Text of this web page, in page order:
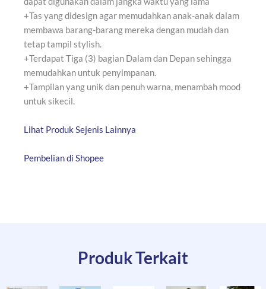
+Tas yang didesign agar memudahkan anak-anak dalam
membawa barang-barang mereka dengan mudah dan
tetap tampil stylish.
+Terdapat Tiga (3) bagian Dalam dan Depan sehingga
memudahkan untuk penyimpanan.
+Tampilan yang unik dan penuh warna, menambah mood
untuk sikecil.
Lihat Produk Sejenis Lainnya
Pembelian di Shopee
Produk Terkait